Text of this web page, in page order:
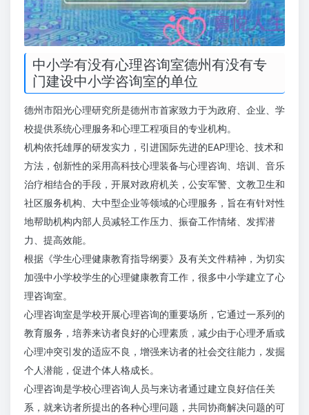
中小学有没有心理咨询室德州有没有专
门建设中小学咨询室的单位
德州市阳光心理研究所是德州市首家致力于为政府、企业、学
校提供系统心理服务和心理工程项目的专业机构。
机构依托雄厚的研发实力，引进国际先进的EAP理论、技术和
方法，创新性的采用高科技心理装备与心理咨询、培训、音乐
治疗相结合的手段，开展对政府机关，公安军警、文教卫生和
社区服务机构、大中型企业等领域的心理服务，旨在有针对性
地帮助机构内部人员减轻工作压力、振奋工作情绪、发挥潜
力、提高效能。
根据《学生心理健康教育指导纲要》及有关文件精神，为切实
加强中小学校学生的心理健康教育工作，很多中小学建立了心
理咨询室。
心理咨询室是学校开展心理咨询的重要场所，它通过一系列的
教育服务，培养来访者良好的心理素质，减少由于心理矛盾或
心理冲突引发的适应不良，增强来访者的社会交往能力，发掘
个人潜能，促进个体人格成长。
心理咨询是学校心理咨询人员与来访者通过建立良好信任关
系，就来访者所提出的各种心理问题，共同协商解决问题的可